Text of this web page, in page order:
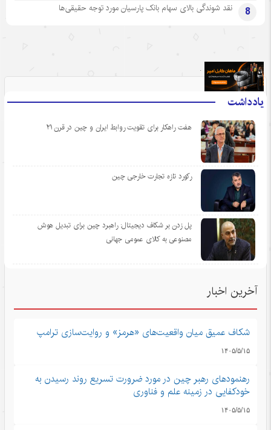
8 نقد شوندگی بالای سهام بانک پارسیان مورد توجه حقیقی‌ها
یادداشت
هفت راهکار برای تقویت روابط ایران و چین در قرن ۲۱
رکورد تازه تجارت خارجی چین
پل زدن بر شکاف دیجیتال: راهبرد چین برای تبدیل هوش
مصنوعی به کالای عمومی جهانی
.
آخرین اخبار
شکاف عمیق میان واقعیت‌های «هرمز» و روایت‌سازی ترامپ
۱۴۰۵/۵/۱۵
رهنمودهای رهبر چین در مورد ضرورت تسریع روند رسیدن به
خودکفایی در زمینه علم و فناوری
۱۴۰۵/۵/۱۵